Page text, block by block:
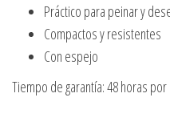
Práctico para peinar y
Compactos y resistentes
Con espejo
Tiempo de garantía: 48 horas